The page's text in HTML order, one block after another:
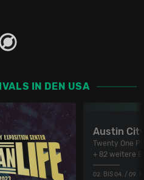
IN DEN USA
Austin
Twenty One
+ 82 weitere
02. BIS 04. / 09.